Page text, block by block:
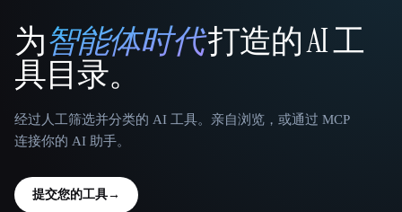
That AI Collection
为智能体时代打造的 AI 工
具目录。
经过人工筛选并分类的 AI 工具。亲自浏览，或通过 MCP
连接你的 AI 助手。
提交您的工具→